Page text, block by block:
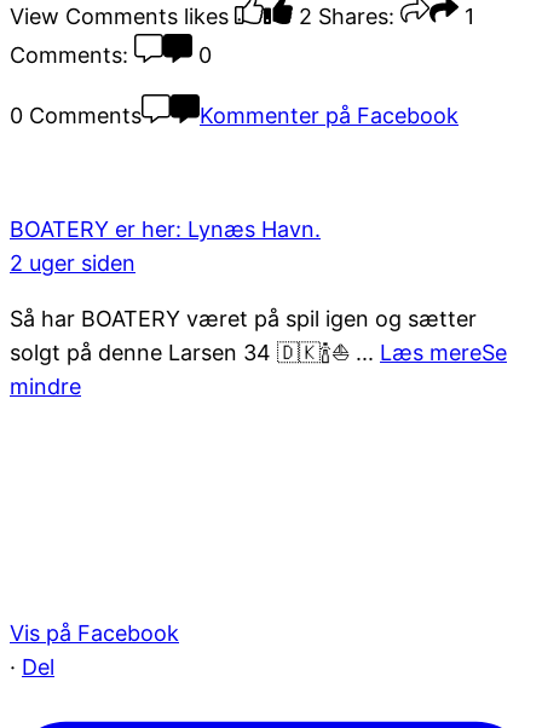
View Comments likes 2 Shares:
1
Comments:
0
0 Comments Kommenter på Facebook
BOATERY er her: Lynæs Havn.
2 uger siden
Så har BOATERY været på spil igen og sætter
solgt på denne Larsen 34 🇩🇰🍾⛵️ ... Læs mereSe
mindre
Vis på Facebook
· Del